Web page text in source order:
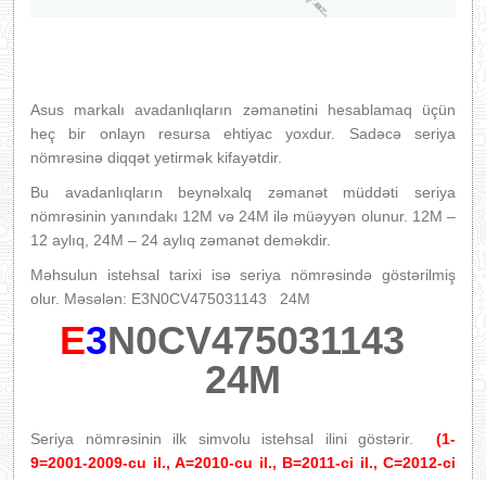
Asus markalı avadanlıqların zəmanətini hesablamaq üçün
heç bir onlayn resursa ehtiyac yoxdur. Sadəcə seriya
nömrəsinə diqqət yetirmək kifayətdir.
Bu avadanlıqların beynəlxalq zəmanət müddəti seriya
nömrəsinin yanındakı 12M və 24M ilə müəyyən olunur. 12M –
12 aylıq, 24M – 24 aylıq zəmanət deməkdir.
Məhsulun istehsal tarixi isə seriya nömrəsində göstərilmiş
olur. Məsələn: E3N0CV475031143 24M
E3N0CV475031143
24M
Seriya nömrəsinin ilk simvolu istehsal ilini göstərir.
(1-
9=2001-2009-cu il., A=2010-cu il., B=2011-ci il., C=2012-ci